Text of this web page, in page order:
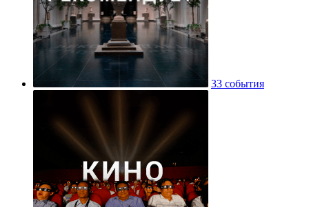
33 события